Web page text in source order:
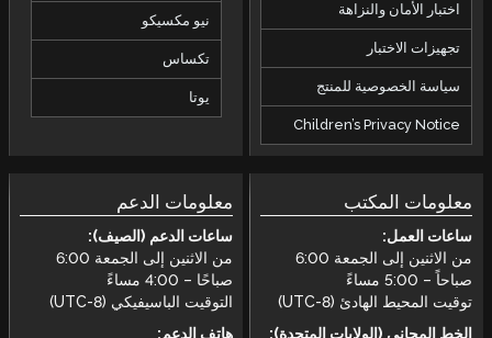
اختبار الأمان والنزاهة
تجهيزات الاختبار
سياسة الخصوصية للمنتج
Children’s Privacy Notice
نيو مكسيكو
تكساس
يوتا
معلومات المكتب
ساعات العمل:
من الاثنين إلى الجمعة 6:00
صباحاً – 5:00 مساءً
توقيت المحيط الهادئ (UTC-8)
الخط المجاني (الولايات المتحدة):
معلومات الدعم
ساعات الدعم (الصيف):
من الاثنين إلى الجمعة 6:00
صباحًا – 4:00 مساءً
التوقيت الباسيفيكي (UTC-8)
هاتف الدعم: